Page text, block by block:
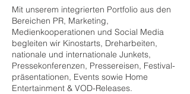
Mit unserem integrierten Portfolio aus den
Bereichen PR, Marketing,
Medienkooperationen und Social Media
begleiten wir Kinostarts, Dreharbeiten,
nationale und internationale Junkets,
Pressekonferenzen, Pressereisen, Festival-
präsentationen, Events sowie Home
Entertainment & VOD-Releases.